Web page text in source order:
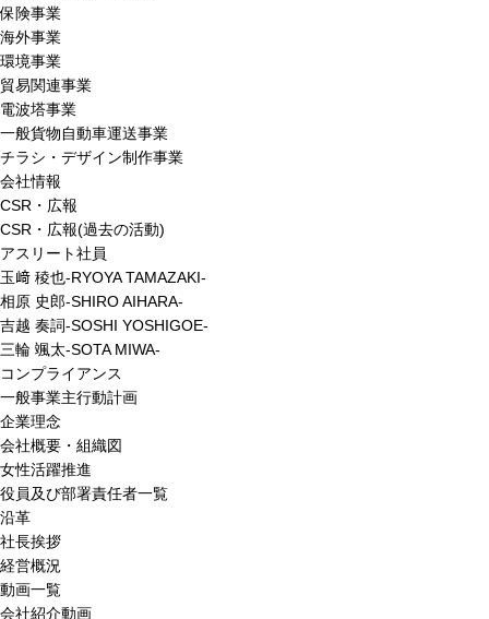
保険事業
海外事業
環境事業
貿易関連事業
電波塔事業
一般貨物自動車運送事業
チラシ・デザイン制作事業
会社情報
CSR・広報
CSR・広報(過去の活動)
アスリート社員
玉﨑 稜也-RYOYA TAMAZAKI-
相原 史郎-SHIRO AIHARA-
吉越 奏詞-SOSHI YOSHIGOE-
三輪 颯太-SOTA MIWA-
コンプライアンス
一般事業主行動計画
企業理念
会社概要・組織図
女性活躍推進
役員及び部署責任者一覧
沿革
社長挨拶
経営概況
動画一覧
会社紹介動画